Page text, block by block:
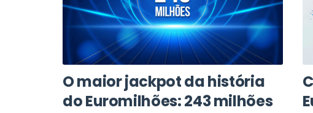
O maior jackpot da história
do Euromilhões: 243 milhões